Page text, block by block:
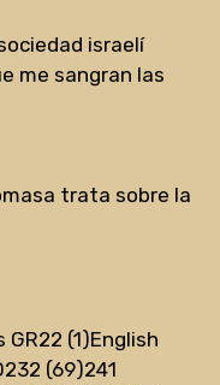
israelí
me sangran las
trata sobre la
(1)English
(69)241